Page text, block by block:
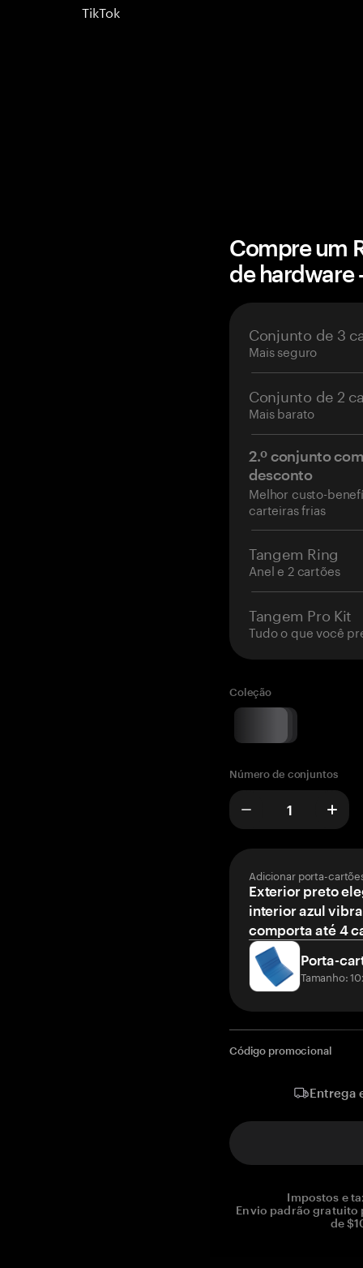
TikTok
Compre um
de hardware
Conjunto de 3
Mais seguro
Conjunto de 2
Mais barato
2.º conjunto
desconto
Melhor custo-
carteiras frias
Tangem Ring
Anel e 2 cartões
Tangem Pro Kit
Tudo o que você
Coleção
Número de conjuntos
Adicionar porta-
Exterior preto
interior azul
comporta até 4
Porta-
Tamanho:
Código promocional
Entrega
Impostos e
Envio padrão gratuito
de